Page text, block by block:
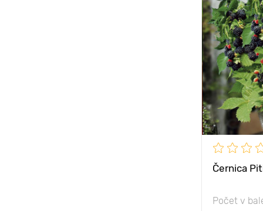
Černica
Počet v
Výška
Vzdialenosť
rastlinami
Poloha